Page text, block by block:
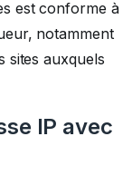
est conforme à
notamment
sites auxquels
IP avec